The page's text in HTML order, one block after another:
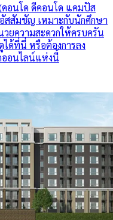
(คอนโด ดีคอนโด แคมปัส
สสัมชัญ เหมาะกับนักศึกษา
ยความสะดวกให้ครบครัน
ได้ที่นี่ หรือต้องการลง
ออนไลน์แห่งนี้